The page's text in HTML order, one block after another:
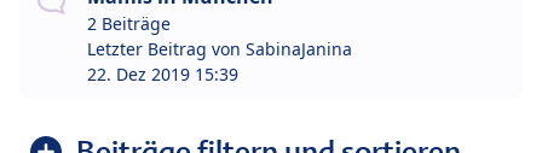
2 Beiträge
Letzter Beitrag von SabinaJanina
22. Dez 2019 15:39